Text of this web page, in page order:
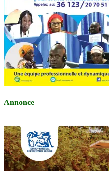
Annonce